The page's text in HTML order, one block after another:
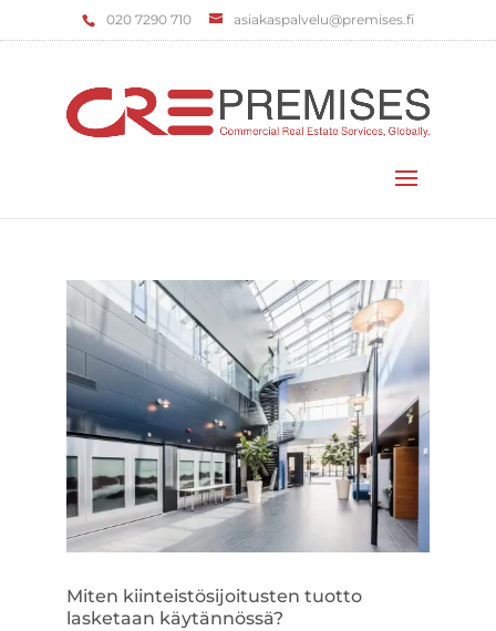
‌020 7290 710 asiakaspalvelu@premises.fi
Miten kiinteistösijoitusten tuotto
lasketaan käytännössä?